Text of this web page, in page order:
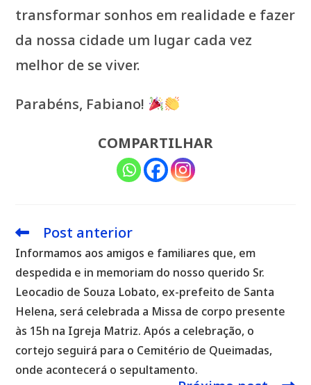
transformar sonhos em realidade e fazer
da nossa cidade um lugar cada vez
melhor de se viver.
Parabéns, Fabiano!
COMPARTILHAR
Leia
artigos
Post anterior
Informamos aos amigos e familiares que, em
despedida e in memoriam do nosso querido Sr.
Leocadio de Souza Lobato, ex-prefeito de Santa
Helena, será celebrada a Missa de corpo presente
às 15h na Igreja Matriz. Após a celebração, o
cortejo seguirá para o Cemitério de Queimadas,
onde acontecerá o sepultamento.